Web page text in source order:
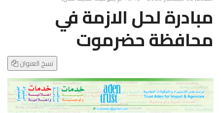
e
a
g
a
t
مبادرة لحل الازمة في
محافظة حضرموت
نسخ العنوان